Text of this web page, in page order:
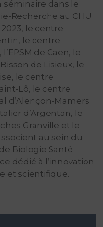
séminaire dans le
Recherche au CHU
le centre
le centre
de Caen, le
de Lisieux, le
le centre
Lô, le centre
d’Alençon-Mamers
d’Argentan, le
Granville et le
au sein du
Biologie Santé
dédié à l’innovation
et scientifique.